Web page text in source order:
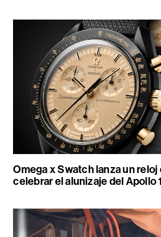
Omega x Swatch lanza un reloj
celebrar el alunizaje del Apollo